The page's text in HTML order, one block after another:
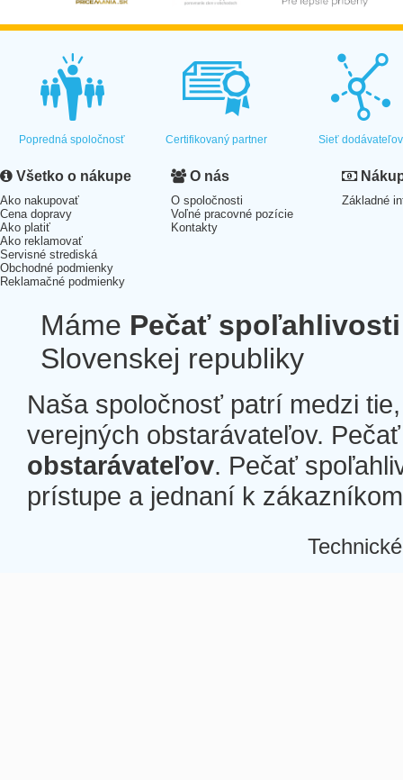
Popredná spoločnosť Certifikovaný partner Sieť dodávateľov
Všetko o nákupe
Ako nakupovať
Cena dopravy
Ako platiť
Ako reklamovať
Servisné strediská
Obchodné podmienky
Reklamačné podmienky
O nás
O spoločnosti
Voľné pracovné pozície
Kontakty
Základné
Máme Pečať spoľahlivosti
Slovenskej republiky
Naša spoločnosť patrí medzi
verejných obstarávateľov.
obstarávateľov. Pečať
prístupe a jednaní k